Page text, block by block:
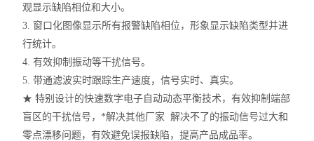
观显示缺陷相位和大小。
3. 窗口化图像显示所有报警缺陷相位，形象显示缺陷类型并进
行统计。
4. 有效抑制振动等干扰信号。
5. 带通滤波实时跟踪生产速度，信号实时、真实。
★ 特别设计的快速数字电子自动动态平衡技术，有效抑制端部
盲区的干扰信号，*解决其他厂家 解决不了的振动信号过大和
零点漂移问题，有效避免误报缺陷，提高产品成品率。